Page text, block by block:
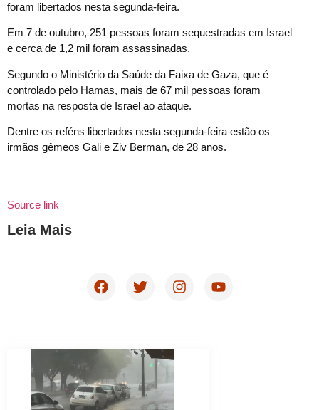
foram libertados nesta segunda-feira.
Em 7 de outubro, 251 pessoas foram sequestradas em Israel
e cerca de 1,2 mil foram assassinadas.
Segundo o Ministério da Saúde da Faixa de Gaza, que é
controlado pelo Hamas, mais de 67 mil pessoas foram
mortas na resposta de Israel ao ataque.
Dentre os reféns libertados nesta segunda-feira estão os
irmãos gêmeos Gali e Ziv Berman, de 28 anos.
Source link
Leia Mais